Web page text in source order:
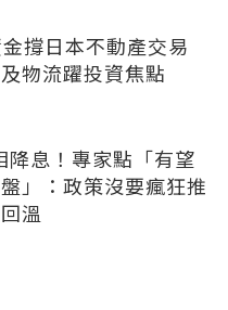
撐日本不動產交易
物流躍投資焦點
降息！專家點「有望
」：政策沒要瘋狂推
溫